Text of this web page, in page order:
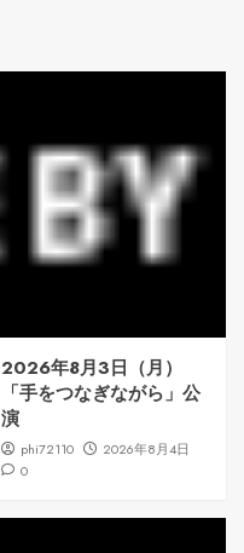
2026年8月3日（月）
「手をつなぎながら」公
演
phi72110
2026年8月4日
0